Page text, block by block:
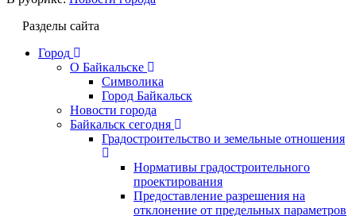
Разделы сайта
Город
О Байкальске
Символика
Город Байкальск
Новости города
Байкальск сегодня
Градостроительство и земельные отношения
Нормативы градостроительного
проектирования
Предоставление разрешения на
отклонение от предельных параметров